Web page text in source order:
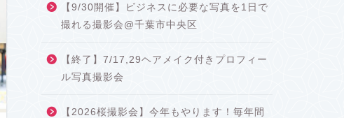
【9/30開催】ビジネスに必要な写真を1日で
撮れる撮影会@千葉市中央区
【終了】7/17,29ヘアメイク付きプロフィー
ル写真撮影会
【2026桜撮影会】今年もやります！毎年間